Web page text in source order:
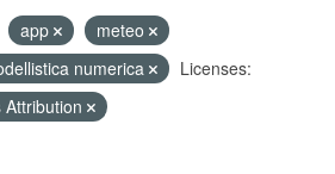
app
meteo
numerica
Licenses: